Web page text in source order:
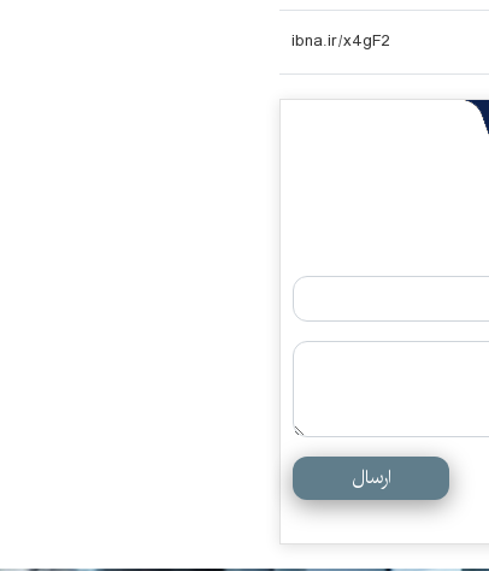
ارسال